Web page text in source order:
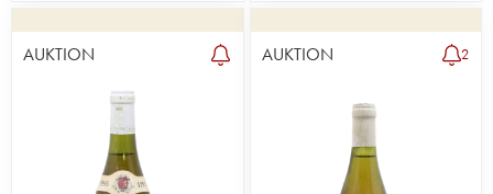
AUKTION AUKTION 2